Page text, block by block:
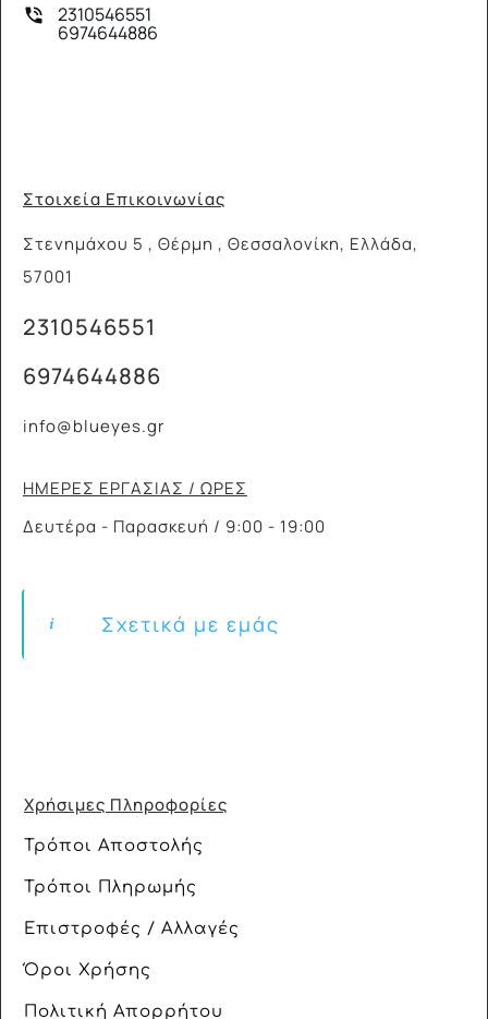
2310546551
6974644886
Στοιχεία Επικοινωνίας
Στενημάχου 5 , Θέρμη , Θεσσαλονίκη, Ελλάδα,
57001
2310546551
6974644886
info@blueyes.gr
ΗΜΕΡΕΣ ΕΡΓΑΣΙΑΣ / ΩΡΕΣ
Δευτέρα - Παρασκευή / 9:00 - 19:00
Σχετικά με εμάς
Χρήσιμες Πληροφορίες
Τρόποι Αποστολής
Τρόποι Πληρωμής
Επιστροφές / Αλλαγές
Όροι Χρήσης
Πολιτική Απορρήτου